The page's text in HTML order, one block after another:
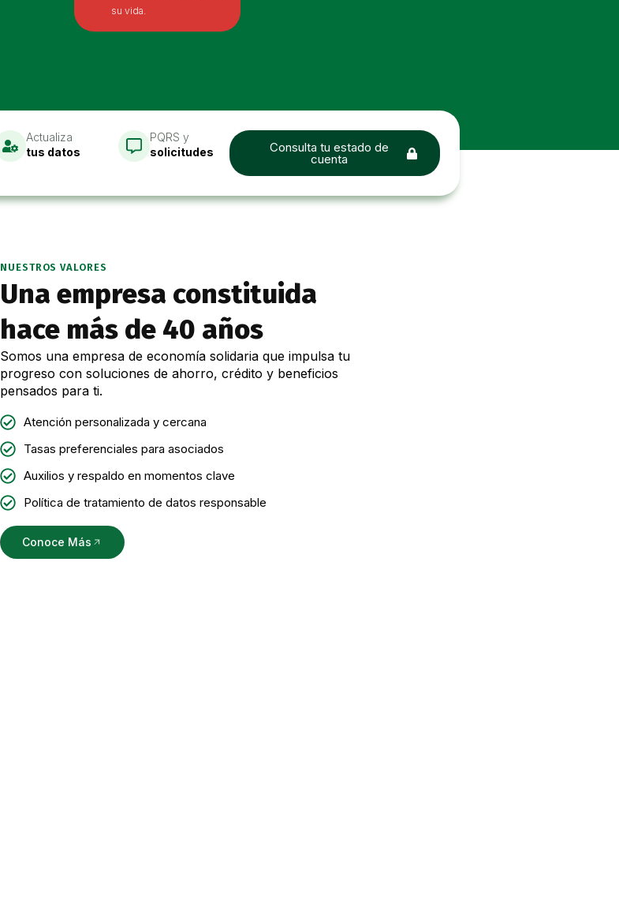
su vida.
Actualiza
tus datos
PQRS y
solicitudes
Consulta tu estado de
cuenta
NUESTROS VALORES
Una empresa constituida
hace más de 40 años
Somos una empresa de economía solidaria que impulsa tu
progreso con soluciones de ahorro, crédito y beneficios
pensados para ti.
Atención personalizada y cercana
Tasas preferenciales para asociados
Auxilios y respaldo en momentos clave
Política de tratamiento de datos responsable
Conoce Más